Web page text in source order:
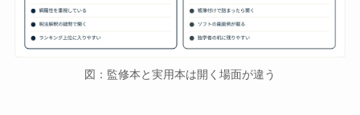
図：監修本と実用本は開く場面が違う